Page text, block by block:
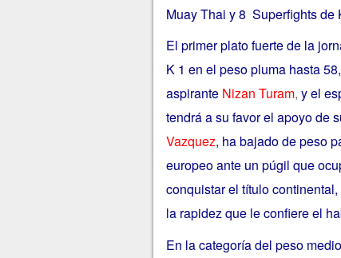
Muay Thai y 8 Superfights de
El primer plato fuerte de la
K 1 en el peso pluma hasta
aspirante Nizan Turam, y el
tendrá a su favor el apoyo de
Vazquez, ha bajado de peso
europeo ante un púgil que
conquistar el título
la rapidez que le confiere el
En la categoría del peso